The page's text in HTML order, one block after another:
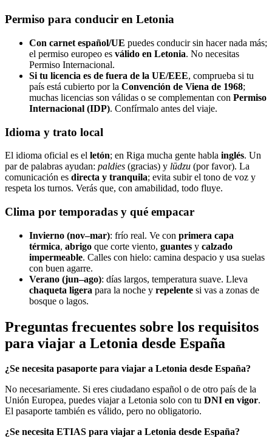
Permiso para conducir en Letonia
Con carnet español/UE puedes conducir sin hacer nada más;
el permiso europeo es válido en Letonia. No necesitas
Permiso Internacional.
Si tu licencia es de fuera de la UE/EEE, comprueba si tu
país está cubierto por la Convención de Viena de 1968;
muchas licencias son válidas o se complementan con Permiso
Internacional (IDP). Confírmalo antes del viaje.
Idioma y trato local
El idioma oficial es el letón; en Riga mucha gente habla inglés. Un
par de palabras ayudan: paldies (gracias) y lūdzu (por favor). La
comunicación es directa y tranquila; evita subir el tono de voz y
respeta los turnos. Verás que, con amabilidad, todo fluye.
Clima por temporadas y qué empacar
Invierno (nov–mar): frío real. Ve con primera capa
térmica, abrigo que corte viento, guantes y calzado
impermeable. Calles con hielo: camina despacio y usa suelas
con buen agarre.
Verano (jun–ago): días largos, temperatura suave. Lleva
chaqueta ligera para la noche y repelente si vas a zonas de
bosque o lagos.
Preguntas frecuentes sobre los requisitos
para viajar a Letonia desde España
¿Se necesita pasaporte para viajar a Letonia desde España?
No necesariamente. Si eres ciudadano español o de otro país de la
Unión Europea, puedes viajar a Letonia solo con tu DNI en vigor.
El pasaporte también es válido, pero no obligatorio.
¿Se necesita ETIAS para viajar a Letonia desde España?